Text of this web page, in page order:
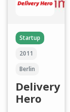
Startup
2011
Berlin
Delivery
Hero